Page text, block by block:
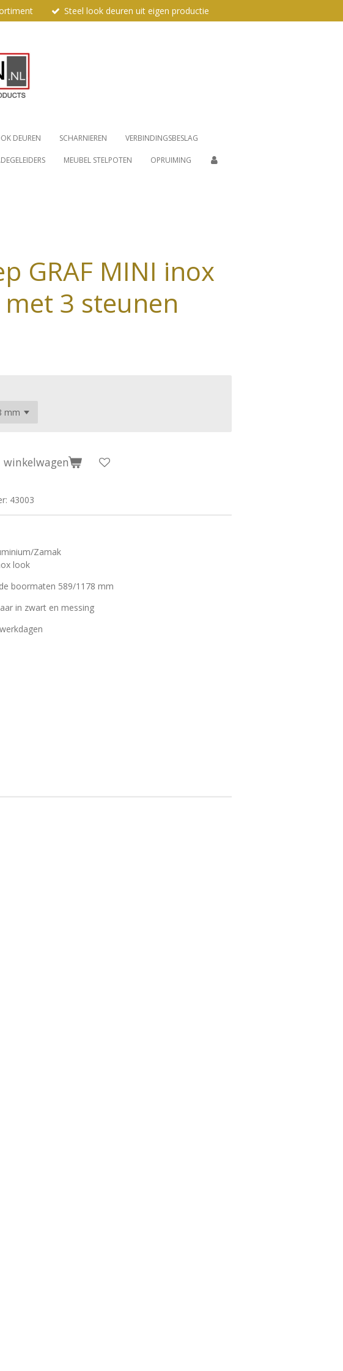
Steel look deuren uit eigen productie
DEUREN SCHARNIEREN VERBINDINGSBESLAG
MEUBEL STELPOTEN OPRUIMING
GRAF MINI inox
3 steunen
winkelwagen
43003
Zamak
look
boormaten 589/1178 mm
in zwart en messing